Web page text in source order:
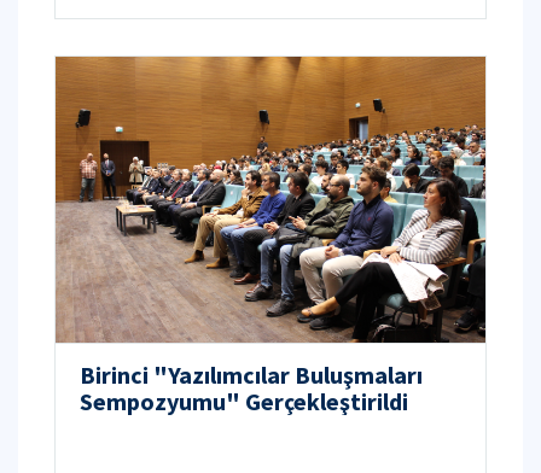
Birinci "Yazılımcılar Buluşmaları
Sempozyumu" Gerçekleştirildi